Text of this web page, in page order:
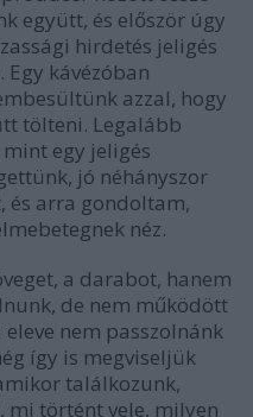
együtt, és először úgy
hirdetés jeligés
kávézóban
azzal, hogy
tölteni. Legalább
egy jeligés
jó néhányszor
és arra gondoltam,
néz.
a darabot, hanem
de nem működött
nem passzolnánk
így is megviseljük
találkozunk,
történt vele, milyen